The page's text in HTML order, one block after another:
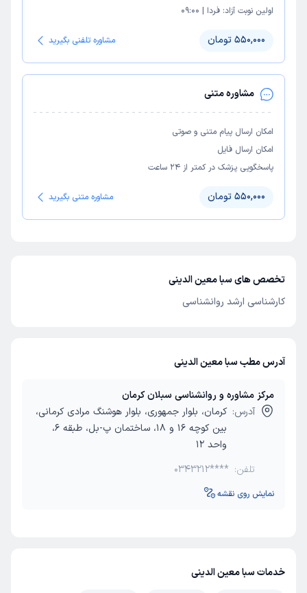
اولین نوبت آزاد: فردا |
09:00
550,000 تومان مشاوره تلفنی بگیرید
مشاوره متنی
امکان ارسال پیام متنی و صوتی
امکان ارسال فایل
پاسخگویی پزشک در کمتر از ۲۴ ساعت
550,000 تومان مشاوره متنی بگیرید
تخصص های سبا معین الدینی
کارشناسی ارشد روانشناسی
آدرس مطب سبا معین الدینی
مرکز مشاوره و روانشناسی سبلان کرمان
آدرس: کرمان، بلوار جمهوری، بلوار هوشنگ مرادی کرمانی،
بین کوچه 16 و 18، ساختمان پ-بل، طبقه 6،
واحد 12
تلفن: 0343212****
نمایش روی نقشه
خدمات سبا معین الدینی